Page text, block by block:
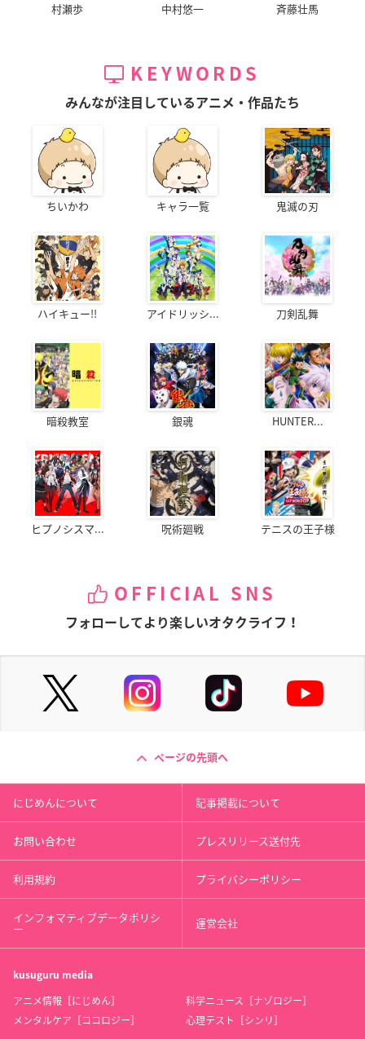
村瀬歩 中村悠一 斉藤壮馬
KEYWORDS
みんなが注目しているアニメ・作品たち
ちいかわ キャラ一覧 鬼滅の刃
ハイキュー!! アイドリッシ... 刀剣乱舞
暗殺教室 銀魂 HUNTER...
ヒプノシスマ... 呪術廻戦 テニスの王子様
OFFICIAL SNS
フォローしてより楽しいオタクライフ！
ページの先頭へ
にじめんについて 記事掲載について
お問い合わせ プレスリリース送付先
利用規約 プライバシーポリシー
インフォマティブデータポリシ
ー 運営会社
kusuguru media
アニメ情報［にじめん］
科学ニュース［ナゾロジー］
メンタルケア［ココロジー］
心理テスト［シンリ］